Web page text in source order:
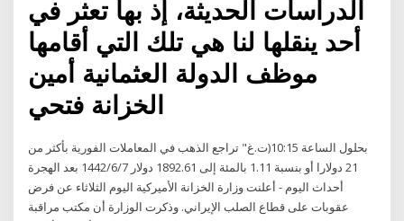
الدراسات الحديثة، إذ بها تعثر في
أحد ينقلها لنا هي تلك التي أقامها
موظف الدولة العثمانية أمين
بحلول الساعة 10:15(ت.غ" تراجع الذهب في المعاملات الفورية بأكثر من
21 دولارا أو بنسبة 1.11 بالمئة إلى 1892.61 دولار 7‏‏/6‏‏/1442 بعد الهجرة
أحداث اليوم - أعلنت وزارة الخزانة الأميركية اليوم الثلاثاء عن فرض
عقوبات على قطاع الصلب الإيراني. وذكرت الوزارة أن مكتب مراقبة